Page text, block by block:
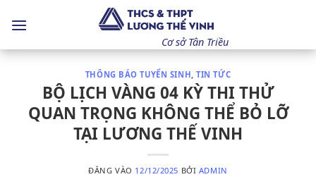
qua
Cơ sở Tân Triều
THÔNG BÁO TUYỂN SINH,TIN TỨC
BỘ LỊCH VÀNG 04 KỲ THI THỬ
QUAN TRỌNG KHÔNG THỂ BỎ LỠ
TẠI LƯƠNG THẾ VINH
ĐĂNG VÀO 12/12/2025 BỞI ADMIN